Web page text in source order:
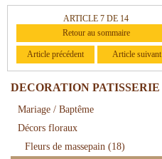
ARTICLE 7 DE 14
Retour au sommaire
Article précédent Article suivant
DECORATION PATISSERIE
Mariage / Baptême
Décors floraux
Fleurs de massepain (18)